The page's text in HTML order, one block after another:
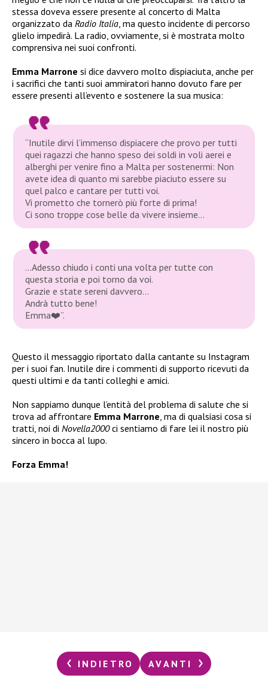
stessa doveva essere presente al concerto di Malta
organizzato da Radio Italia , ma questo incidente di percorso
glielo impedirà. La radio, ovviamente, si è mostrata molto
comprensiva nei suoi confronti.
Emma Marrone si dice davvero molto dispiaciuta, anche per
i sacrifici che tanti suoi ammiratori hanno dovuto fare per
essere presenti all’evento e sostenere la sua musica:
“Inutile dirvi l’immenso dispiacere che provo per tutti
quei ragazzi che hanno speso dei soldi in voli aerei e
alberghi per venire fino a Malta per sostenermi: Non
avete idea di quanto mi sarebbe piaciuto essere su
quel palco e cantare per tutti voi.
Vi prometto che tornerò più forte di prima!
Ci sono troppe cose belle da vivere insieme…
…Adesso chiudo i conti una volta per tutte con
questa storia e poi torno da voi.
Grazie e state sereni davvero…
Andrà tutto bene!
Emma❤️”.
Questo il messaggio riportato dalla cantante su Instagram
per i suoi fan. Inutile dire i commenti di supporto ricevuti da
questi ultimi e da tanti colleghi e amici.
Non sappiamo dunque l’entità del problema di salute che si
trova ad affrontare Emma Marrone, ma di qualsiasi cosa si
tratti, noi di Novella2000ci sentiamo di fare lei il nostro più
sincero in bocca al lupo.
Forza Emma!
INDIETRO AVANTI